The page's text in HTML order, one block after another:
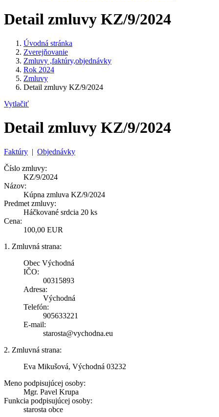
Detail zmluvy KZ/9/2024
Úvodná stránka
Zverejňovanie
Zmluvy ,faktúry,objednávky
Rok 2024
Zmluvy
Detail zmluvy KZ/9/2024
Vytlačiť
Detail zmluvy KZ/9/2024
Faktúry | Objednávky
Číslo zmluvy:
KZ/9/2024
Názov:
Kúpna zmluva KZ/9/2024
Predmet zmluvy:
Háčkované srdcia 20 ks
Cena:
100,00 EUR
1. Zmluvná strana:
Obec Východná
IČO:
00315893
Adresa:
Východná
Telefón:
905633221
E-mail:
starosta@vychodna.eu
2. Zmluvná strana:
Eva Mikušová, Východná 03232
Meno podpisujúcej osoby:
Mgr. Pavel Krupa
Funkcia podpisujúcej osoby:
starosta obce